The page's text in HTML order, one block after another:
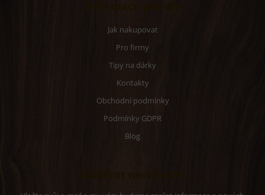
Jak nakupovat
Pro firmy
Tipy na dárky
Kontakty
Obchodní podmínky
Podmínky GDPR
Blog